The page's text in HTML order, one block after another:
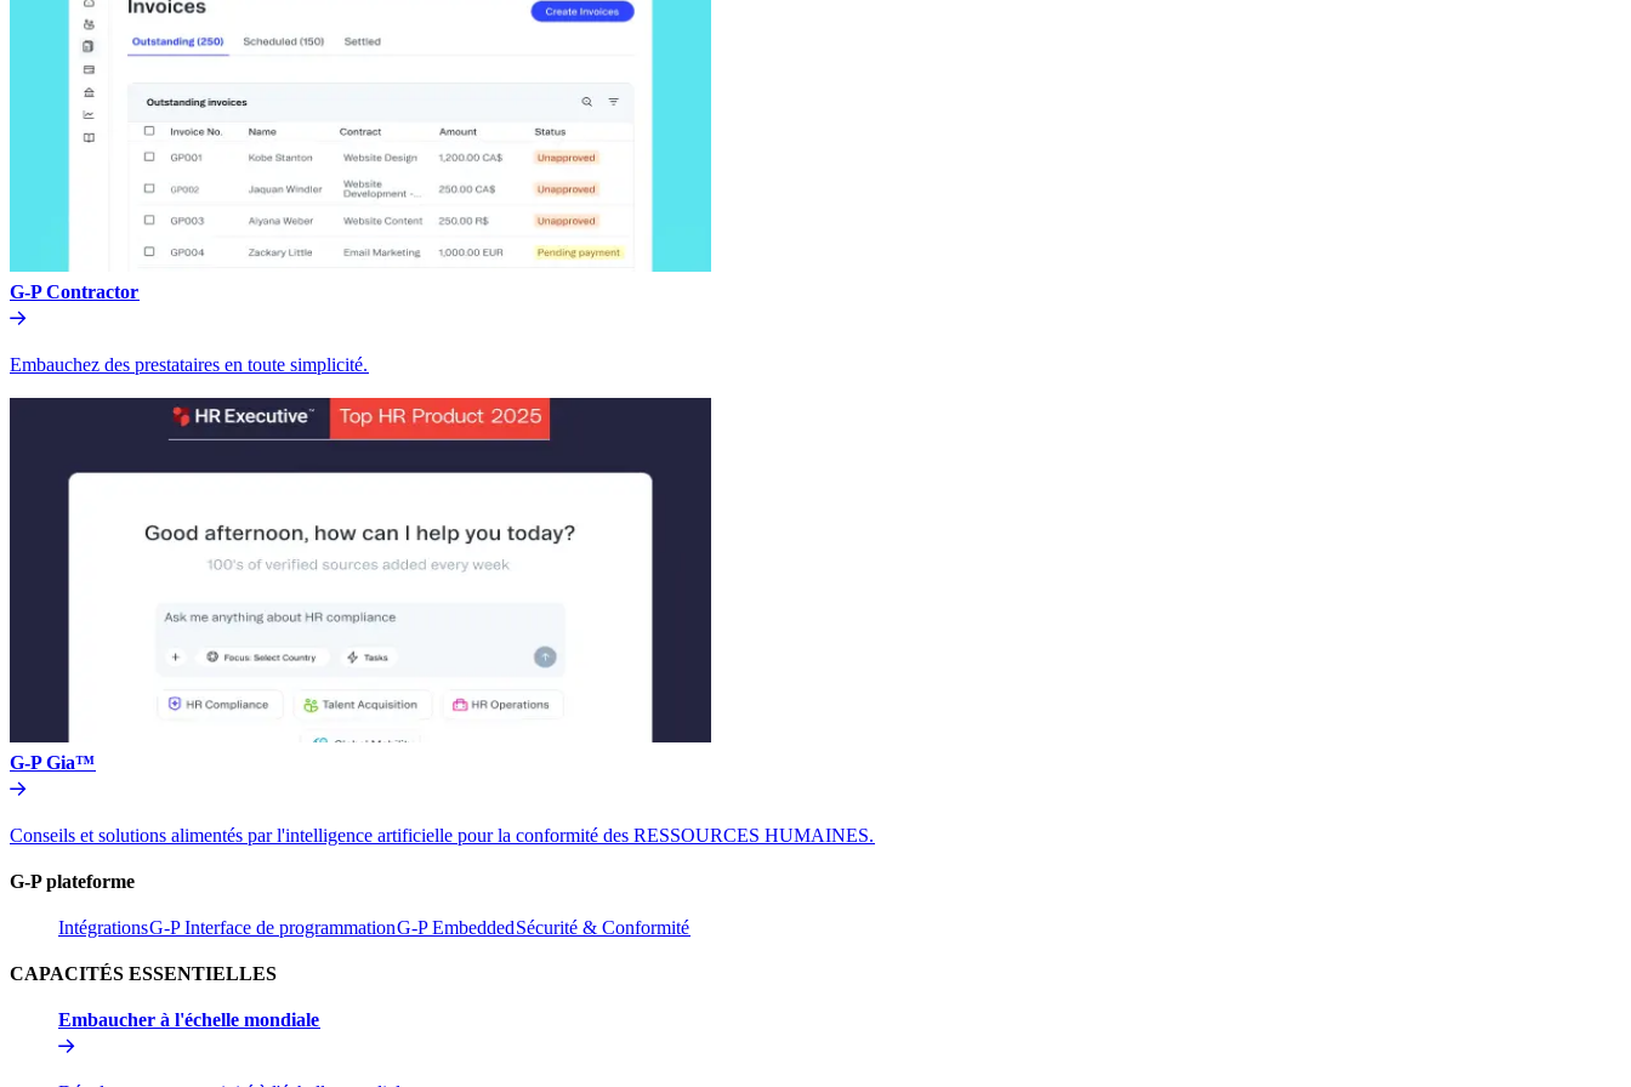
G-P Contractor​​
Embauchez des prestataires en toute simplicité.​​
G-P Gia™​​
Conseils et solutions alimentés par l'intelligence artificielle pour la conformité des RESSOURCES HUMAINES.​​
G-P plateforme​​
Intégrations​​G-P Interface de programmation​​G-P Embedded​​Sécurité & Conformité​​
CAPACITÉS ESSENTIELLES​​
Embaucher à l'échelle mondiale​​